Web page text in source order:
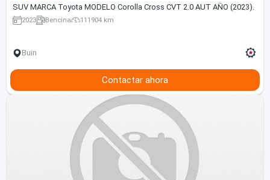
SUV MARCA Toyota MODELO Corolla Cross CVT 2.0 AUT AÑO (2023).
2023 Bencina 111904 km
Buin
Contactar ahora